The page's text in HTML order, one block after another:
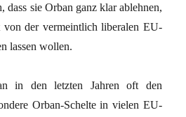
dass sie Orban ganz klar ablehnen,
von der vermeintlich liberalen EU-
lassen wollen.
in den letzten Jahren oft den
Orban-Schelte in vielen EU-